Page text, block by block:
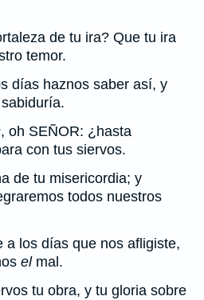
de tu ira? Que tu ira
temor.
días haznos saber así, y
, oh SEÑOR: ¿hasta
con tus siervos.
de tu misericordia; y
todos nuestros
a los días que nos afligiste,
elmal.
tu obra, y tu gloria sobre